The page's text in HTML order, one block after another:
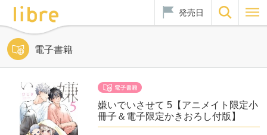
発売日
電子書籍
嫌いでいさせて 5【アニメイト限定小
冊子＆電子限定かきおろし付版】